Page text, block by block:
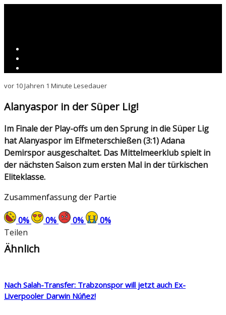
vor 10 Jahren 1 Minute Lesedauer
Alanyaspor in der Süper Lig!
Im Finale der Play-offs um den Sprung in die Süper Lig
hat Alanyaspor im Elfmeterschießen (3:1) Adana
Demirspor ausgeschaltet. Das Mittelmeerklub spielt in
der nächsten Saison zum ersten Mal in der türkischen
Eliteklasse.
Zusammenfassung der Partie
0% 0% 0% 0%
Teilen
Ähnlich
Nach Salah-Transfer: Trabzonspor will jetzt auch Ex-
Liverpooler Darwin Núñez!